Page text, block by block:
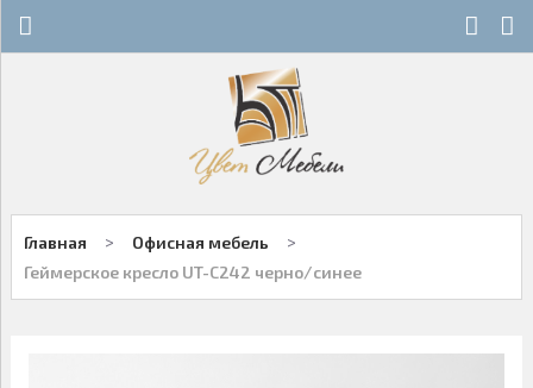
Многоканальный
ДЕРЕВЯННЫЕ СТОЛЫ
ОБЕДЕННЫЕ ГРУППЫ
СТУЛЬЯ НА МЕТАЛЛОКАРКАСЕ
ДЕРЕВЯННЫЕ СТУЛЬЯ
Главная > Офисная мебель >
Геймерское кресло UT-C242 черно/синее